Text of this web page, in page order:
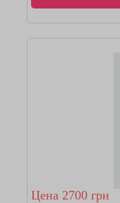
Цена 2700 грн